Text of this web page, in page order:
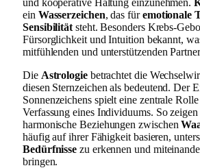
ein Wasserzeichen, das füremotionale
Sensibilität steht. Besonders Krebs-
Fürsorglichkeit und Intuition bekannt,
mitfühlenden und unterstützenden
Die Astrologiebetrachtet die
diesen Sternzeichen als bedeutend. Der
Sonnenzeichens spielt eine zentrale
Verfassung eines Individuums. So zeigen
harmonische Beziehungen zwischen
häufig auf ihrer Fähigkeit basieren,
Bedürfnisse zu erkennen und
bringen.